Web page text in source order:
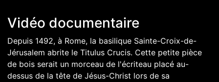
Vidéo documentaire
Depuis 1492, à Rome, la basilique Sainte-Croix-de-
Jérusalem abrite le Titulus Crucis. Cette petite pièce
de bois serait un morceau de l'écriteau placé au-
dessus de la tête de Jésus-Christ lors de sa